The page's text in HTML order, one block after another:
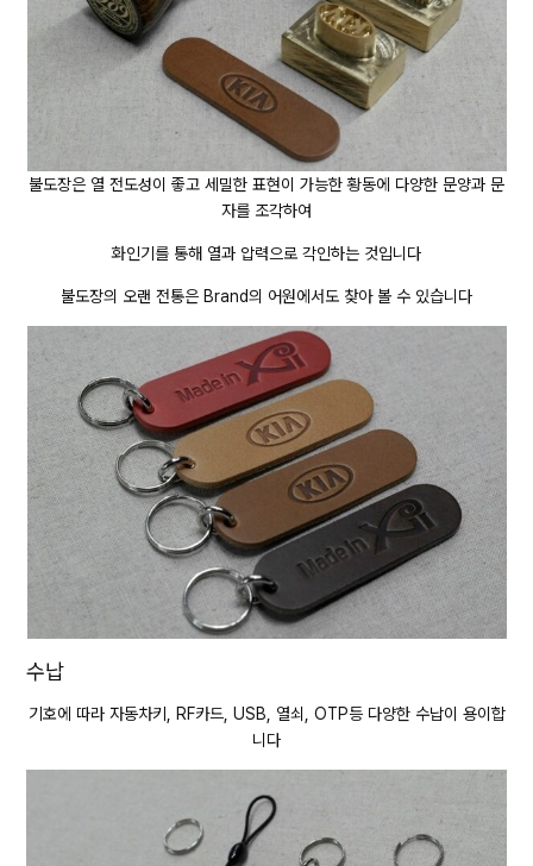
불도장은 열 전도성이 좋고 세밀한 표현이 가능한 황동에 다양한 문양과 문
자를 조각하여
화인기를 통해 열과 압력으로 각인하는 것입니다
불도장의 오랜 전통은 Brand의 어원에서도 찾아 볼 수 있습니다
수납
기호에 따라 자동차키, RF카드, USB, 열쇠, OTP등 다양한 수납이 용이합
니다